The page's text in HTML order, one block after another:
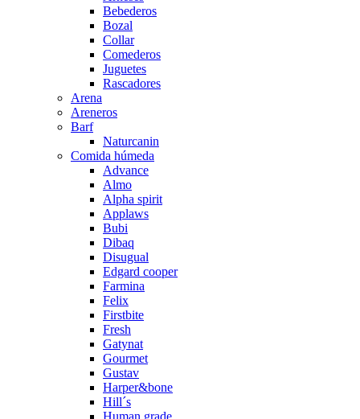
Bebederos
Bozal
Collar
Comederos
Juguetes
Rascadores
Arena
Areneros
Barf
Naturcanin
Comida húmeda
Advance
Almo
Alpha spirit
Applaws
Bubi
Dibaq
Disugual
Edgard cooper
Farmina
Felix
Firstbite
Fresh
Gatynat
Gourmet
Gustav
Harper&bone
Hill´s
Human grade